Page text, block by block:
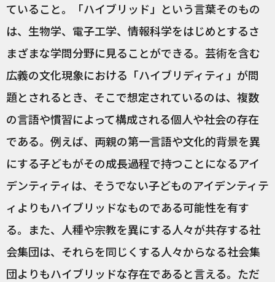
ていること。「ハイブリッド」という言葉そのもの
は、生物学、電子工学、情報科学をはじめとするさ
まざまな学問分野に見ることができる。芸術を含む
広義の文化現象における「ハイブリディティ」が問
題とされるとき、そこで想定されているのは、複数
の言語や慣習によって構成される個人や社会の存在
である。例えば、両親の第一言語や文化的背景を異
にする子どもがその成長過程で持つことになるアイ
デンティティは、そうでない子どものアイデンティテ
ィよりもハイブリッドなものである可能性を有す
る。また、人種や宗教を異にする人々が共存する社
会集団は、それらを同じくする人々からなる社会集
団よりもハイブリッドな存在であると言える。ただ